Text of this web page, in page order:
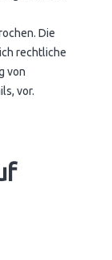
Die
rechtliche
von
vor.